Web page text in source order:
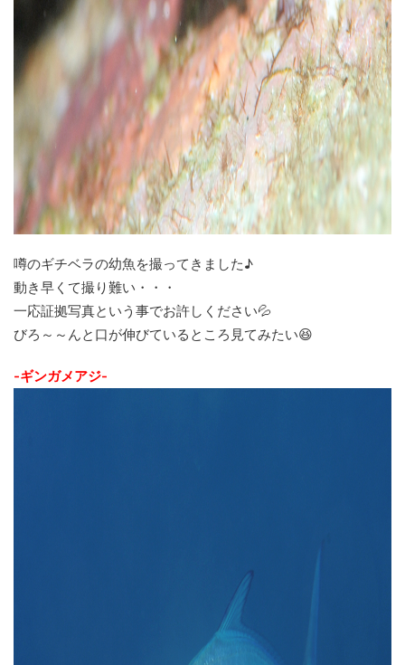
噂のギチベラの幼魚を撮ってきました♪
動き早くて撮り難い・・・
一応証拠写真という事でお許しください💦
びろ～～んと口が伸びているところ見てみたい😆
-ギンガメアジ-